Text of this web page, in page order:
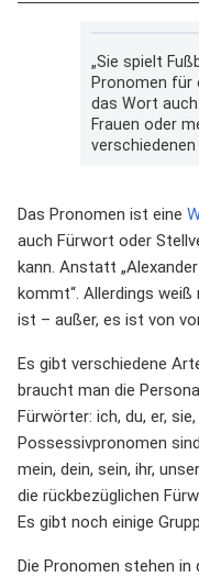
„Sie spielt
Pronomen für
das Wort
Frauen oder
Das Pronomen ist eine
auch Fürwort oder
kann. Anstatt
kommt“. Allerdings weiß
ist – außer, es ist von
Es gibt verschiedene
braucht man die
Fürwörter: ich, du, er, sie,
Possessivpronomen
mein, dein, sein, ihr,
die rückbezüglichen
Es gibt noch einige
Die Pronomen stehen in